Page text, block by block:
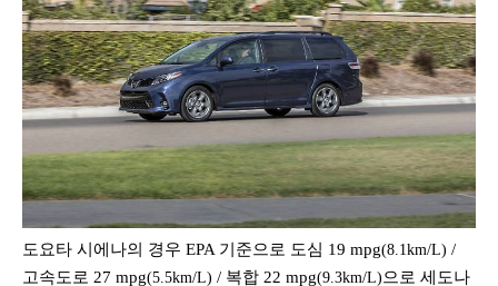
도요타 시에나의 경우 EPA 기준으로 도심 19 mpg(8.1km/L) /
고속도로 27 mpg(5.5km/L) / 복합 22 mpg(9.3km/L) 으로 세도나